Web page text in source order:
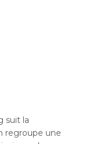
suit la
regroupe une